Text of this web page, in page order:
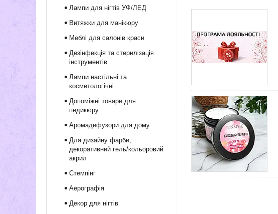
Лампи для нігтів УФ/ЛЕД
Витяжки для манікюру
Меблі для салонів краси
Дезінфекція та стерилізація
інструментів
Лампи настільні та
косметологічні
Допоміжні товари для
педикюру
Аромадифузори для дому
Для дизайну фарби,
декоративний гель/кольоровий
акрил
Стемпінг
Аерографія
Декор для нігтів